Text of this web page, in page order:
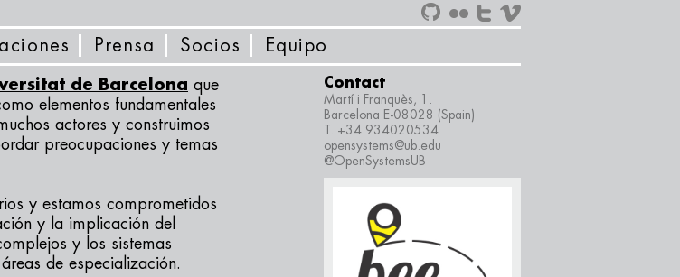
Prensa Socios Equipo
de Barcelona que
elementos fundamentales
actores y construimos
preocupaciones y temas
y estamos comprometidos
y la implicación del
y los sistemas
de especialización.
Contact
Martí i Franquès, 1.
Barcelona E-08028 (Spain)
T. +34 934020534
opensystems@ub.edu
@OpenSystemsUB